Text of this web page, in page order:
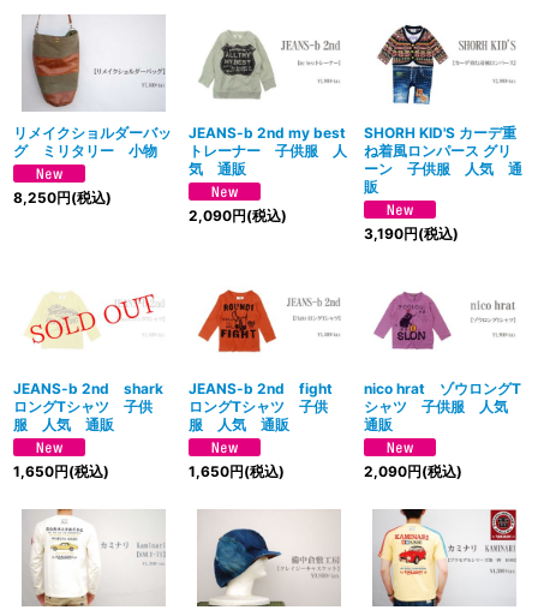
リメイクショルダーバッ
グ ミリタリー 小物
8,250円(税込)
JEANS-b 2nd my best
トレーナー 子供服 人
気 通販
2,090円(税込)
SHORH KID'S カーデ重
ね着風ロンパース グリ
ーン 子供服 人気 通
販
3,190円(税込)
JEANS-b 2nd shark
ロングTシャツ 子供
服 人気 通販
1,650円(税込)
JEANS-b 2nd fight
ロングTシャツ 子供
服 人気 通販
1,650円(税込)
nico hrat ゾウロングT
シャツ 子供服 人気
通販
2,090円(税込)